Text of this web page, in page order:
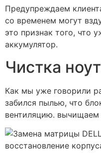
Предупреждаем
со временем могут
это признак того, что
аккумулятор.
Чистка
Как мы уже говорили
забился пылью, что
вентиляцию. вычищаем